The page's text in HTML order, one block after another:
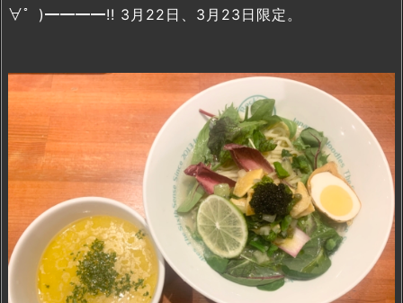
∀゜)━━━━!! 3月22日、3月23日限定。